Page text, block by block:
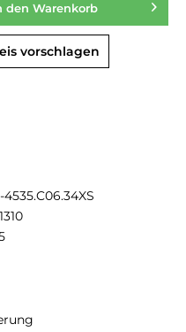
den Warenkorb
vorschlagen